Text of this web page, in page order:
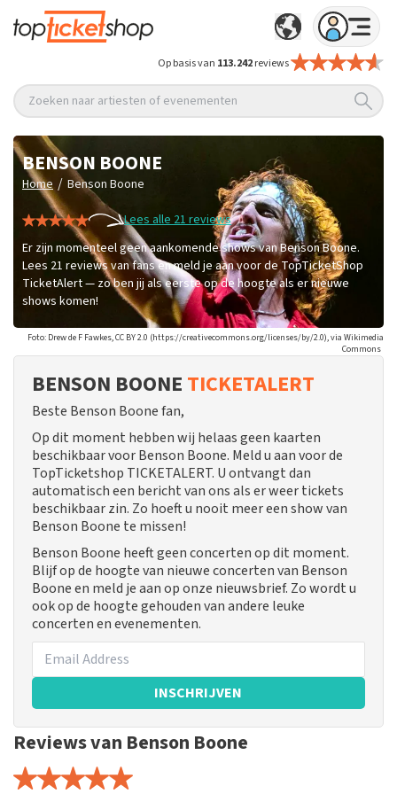
Op basis van 113.242reviews
Zoeken naar artiesten of evenementen
BENSON BOONE
Home / Benson Boone
Lees alle 21 reviews
Er zijn momenteel geen aankomende shows van Benson Boone.
Lees 21 reviews van fans en meld je aan voor de TopTicketShop
TicketAlert — zo ben jij als eerste op de hoogte als er nieuwe
shows komen!
Foto: Drew de F Fawkes, CC BY 2.0 (https://creativecommons.org/licenses/by/2.0), via Wikimedia
Commons
BENSON BOONE TICKETALERT
Beste Benson Boone fan,
Op dit moment hebben wij helaas geen kaarten
beschikbaar voor Benson Boone. Meld u aan voor de
TopTicketshop TICKETALERT. U ontvangt dan
automatisch een bericht van ons als er weer tickets
beschikbaar zin. Zo hoeft u nooit meer een show van
Benson Boone te missen!
Benson Boone heeft geen concerten op dit moment.
Blijf op de hoogte van nieuwe concerten van Benson
Boone en meld je aan op onze nieuwsbrief. Zo wordt u
ook op de hoogte gehouden van andere leuke
concerten en evenementen.
INSCHRIJVEN
Reviews van Benson Boone